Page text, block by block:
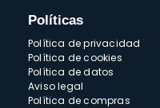
Políticas
Política de privacidad
Política de cookies
Política de datos
Aviso legal
Política de compras